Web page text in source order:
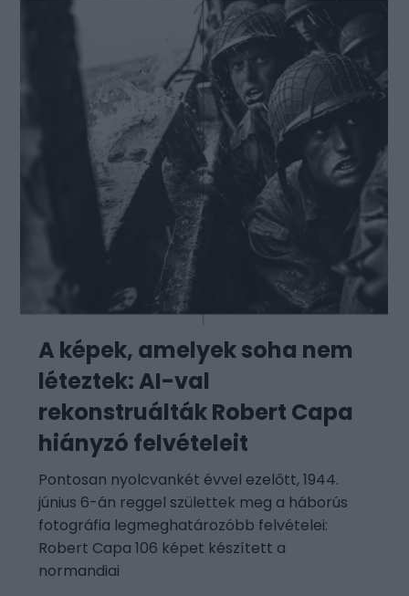
A képek, amelyek soha nem
léteztek: AI-val
rekonstruálták Robert Capa
hiányzó felvételeit
Pontosan nyolcvankét évvel ezelőtt, 1944.
június 6-án reggel születtek meg a háborús
fotográfia legmeghatározóbb felvételei:
Robert Capa 106 képet készített a
normandiai